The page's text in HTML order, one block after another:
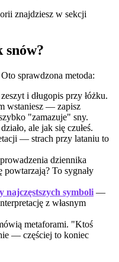
znajdziesz w sekcji
snów?
sprawdzona metoda:
i długopis przy łóżku.
wstaniesz — zapisz
"zamazuje" sny.
ale jak się czułeś.
— strach przy lataniu to
dziennika
To sygnały
najczęstszych symboli —
z własnym
metaforami. "Ktoś
— częściej to koniec